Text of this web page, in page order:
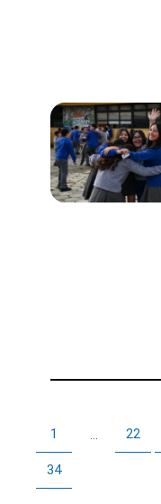
1 … 22
34